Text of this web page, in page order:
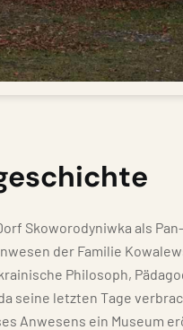
Skoworodyniwka als
der Familie
Philosoph,
seine letzten Tage
Anwesens ein Museum